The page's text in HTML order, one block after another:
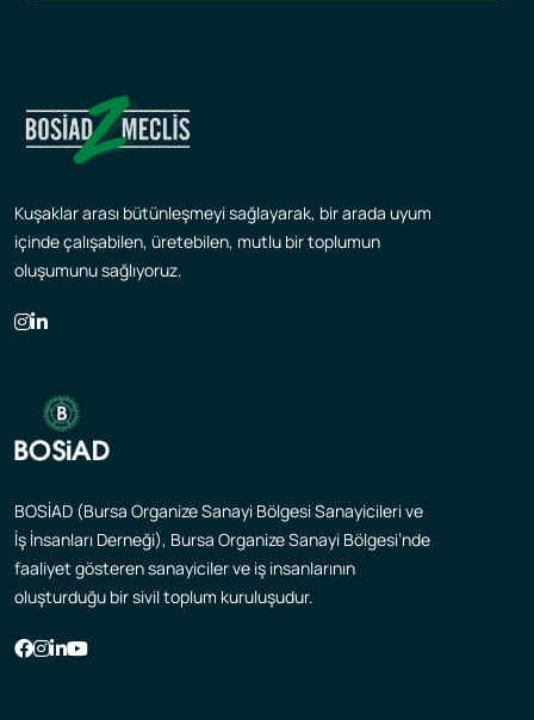
Kuşaklar arası bütünleşmeyi sağlayarak, bir arada uyum
içinde çalışabilen, üretebilen, mutlu bir toplumun
oluşumunu sağlıyoruz.
BOSİAD (Bursa Organize Sanayi Bölgesi Sanayicileri ve
İş İnsanları Derneği), Bursa Organize Sanayi Bölgesi’nde
faaliyet gösteren sanayiciler ve iş insanlarının
oluşturduğu bir sivil toplum kuruluşudur.